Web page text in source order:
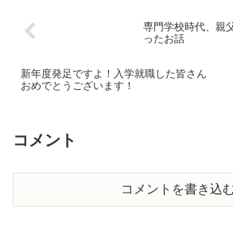
専門学校時代、親
ったお話
新年度発足ですよ！入学就職した皆さん
おめでとうございます！
コメント
コメントを書き込